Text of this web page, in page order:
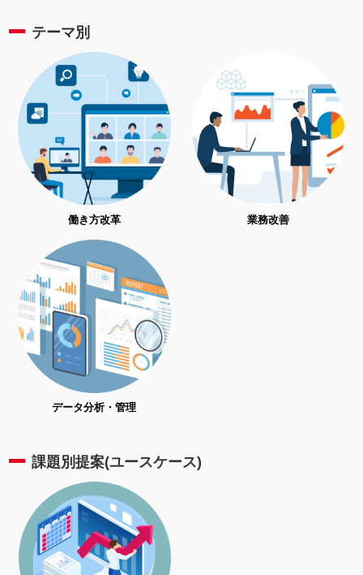
テーマ別
働き方改革 業務改善
データ分析・管理
課題別提案(ユースケース)